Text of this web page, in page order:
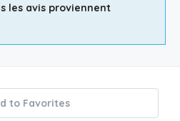
les avis proviennent
to Favorites